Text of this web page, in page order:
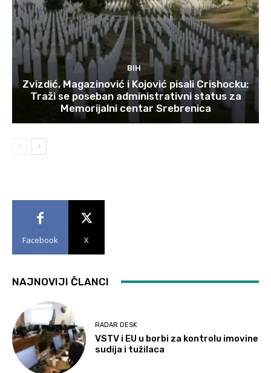
BIH
Zvizdić, Magazinović i Kojović pisali Crishocku:
Traži se poseban administrativni status za
Memorijalni centar Srebrenica
Facebook X
NAJNOVIJI ČLANCI
RADAR DESK
VSTV i EU u borbi za kontrolu imovine
sudija i tužilaca